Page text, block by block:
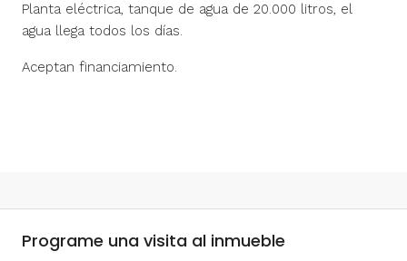
Planta eléctrica, tanque de agua de 20.000 litros, el
agua llega todos los días.
Aceptan financiamiento.
Programe una visita al inmueble